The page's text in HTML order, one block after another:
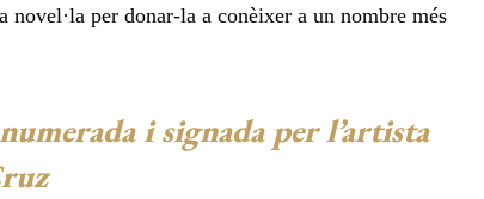
per donar-la a conèixer a un nombre més
i signada per l’artista